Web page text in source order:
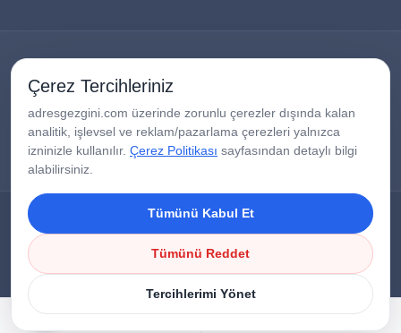
Google Third-Party Policy/Disclosure Notice
Çerez Tercihleriniz
adresgezgini.com üzerinde zorunlu çerezler dışında kalan
analitik, işlevsel ve reklam/pazarlama çerezleri yalnızca
izninizle kullanılır. Çerez Politikası sayfasından detaylı bilgi
alabilirsiniz.
Tümünü Kabul Et
Tümünü Reddet
Tercihlerimi Yönet